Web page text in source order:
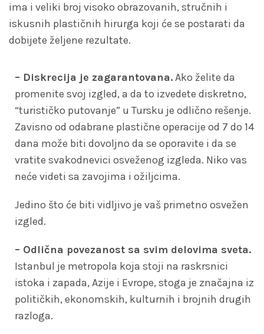
ima i veliki broj visoko obrazovanih, stručnih i
iskusnih plastičnih hirurga koji će se postarati da
dobijete željene rezultate.
– Diskrecija je zagarantovana.Ako želite da
promenite svoj izgled, a da to izvedete diskretno,
“turističko putovanje” u Tursku je odlično rešenje.
Zavisno od odabrane plastične operacije od 7 do 14
dana može biti dovoljno da se oporavite i da se
vratite svakodnevici osveženog izgleda. Niko vas
neće videti sa zavojima i ožiljcima.
Jedino što će biti vidljivo je vaš primetno osvežen
izgled.
– Odlična povezanost sa svim delovima sveta.
Istanbul je metropola koja stoji na raskrsnici
istoka i zapada, Azije i Evrope, stoga je značajna iz
političkih, ekonomskih, kulturnih i brojnih drugih
razloga.